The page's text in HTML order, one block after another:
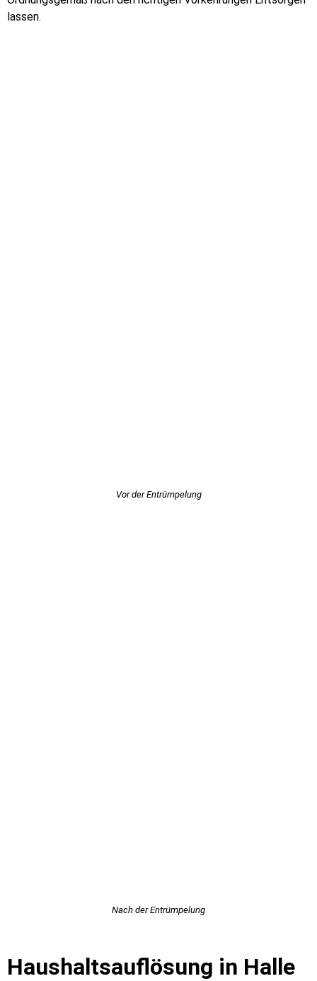
lassen.
Vor der Entrümpelung
Nach der Entrümpelung
Haushaltsauflösung in Halle